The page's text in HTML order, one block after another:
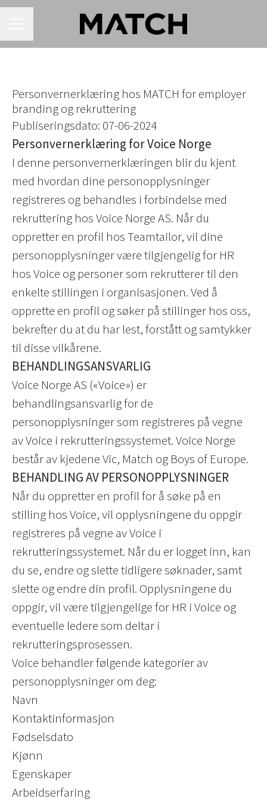
Personvernerklæring hos MATCH for employer
branding og rekruttering
Publiseringsdato: 07-06-2024
Personvernerklæring for Voice Norge
I denne personvernerklæringen blir du kjent
med hvordan dine personopplysninger
registreres og behandles i forbindelse med
rekruttering hos Voice Norge AS. Når du
oppretter en profil hos Teamtailor, vil dine
personopplysninger være tilgjengelig for HR
hos Voice og personer som rekrutterer til den
enkelte stillingen i organisasjonen. Ved å
opprette en profil og søker på stillinger hos oss,
bekrefter du at du har lest, forstått og samtykker
til disse vilkårene.
BEHANDLINGSANSVARLIG
Voice Norge AS («Voice») er
behandlingsansvarlig for de
personopplysninger som registreres på vegne
av Voice i rekrutteringssystemet. Voice Norge
består av kjedene Vic, Match og Boys of Europe.
BEHANDLING AV PERSONOPPLYSNINGER
Når du oppretter en profil for å søke på en
stilling hos Voice, vil opplysningene du oppgir
registreres på vegne av Voice i
rekrutteringssystemet. Når du er logget inn, kan
du se, endre og slette tidligere søknader, samt
slette og endre din profil. Opplysningene du
oppgir, vil være tilgjengelige for HR i Voice og
eventuelle ledere som deltar i
rekrutteringsprosessen.
Voice behandler følgende kategorier av
personopplysninger om deg:
Navn
Kontaktinformasjon
Fødselsdato
Kjønn
Egenskaper
Arbeidserfaring